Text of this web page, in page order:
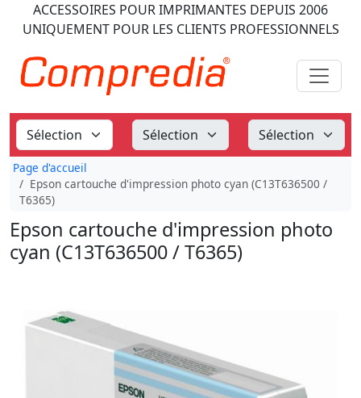
ACCESSOIRES POUR IMPRIMANTES DEPUIS 2006
UNIQUEMENT POUR LES CLIENTS PROFESSIONNELS
Page d'accueil
Epson cartouche d'impression photo cyan (C13T636500 /
T6365)
Epson cartouche d'impression photo
cyan (C13T636500 / T6365)